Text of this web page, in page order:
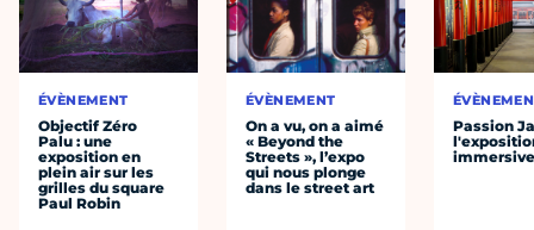
ÉVÈNEMENT
Objectif Zéro
Palu : une
exposition en
plein air sur les
grilles du square
Paul Robin
ÉVÈNEMENT
On a vu, on a aimé
« Beyond the
Streets », l’expo
qui nous plonge
dans le street art
Passion